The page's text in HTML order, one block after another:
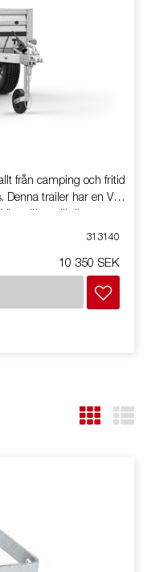
från camping och fritid
Denna trailer har en V-
säkert till din
en hopfällbar
på bilden kan vara
313140
10 350 SEK